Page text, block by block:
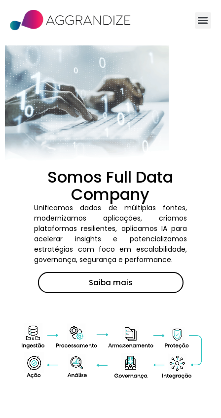
Somos Full Data
Company
Unificamos dados de múltiplas fontes,
modernizamos aplicações, criamos
plataformas resilientes, aplicamos IA para
acelerar insights e potencializamos
estratégias com foco em escalabilidade,
governança, segurança e performance.
Saiba mais